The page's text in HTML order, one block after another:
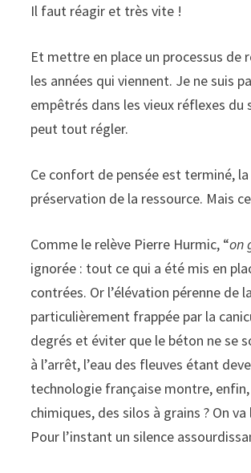
Il faut réagir et très vite !
Et mettre en place un processus
les années qui viennent. Je ne suis
empêtrés dans les vieux réflexes
peut tout régler.
Ce confort de pensée est terminé,
préservation de la ressource. Mais
Comme le relève Pierre Hurmic, “on
ignorée : tout ce qui a été mis en
contrées. Or l’élévation pérenne de
particulièrement frappée par la
degrés et éviter que le béton ne se
à l’arrêt, l’eau des fleuves étant
technologie française montre,
chimiques, des silos à grains ? On
Pour l’instant un silence